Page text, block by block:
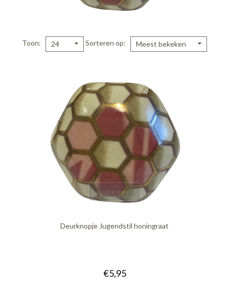
Toon 24 Sorteren op Meest bekeken
quickshop
Deurknopje Jugendstil honingraat
€5,95